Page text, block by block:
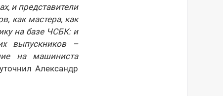
и представители
как мастера, как
на базе ЧСБК: и
выпускников –
на машиниста
Александр